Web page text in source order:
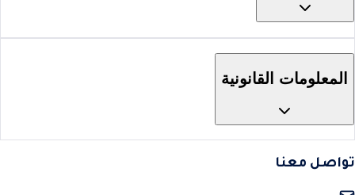
المعلومات القانونية
تواصل معنا